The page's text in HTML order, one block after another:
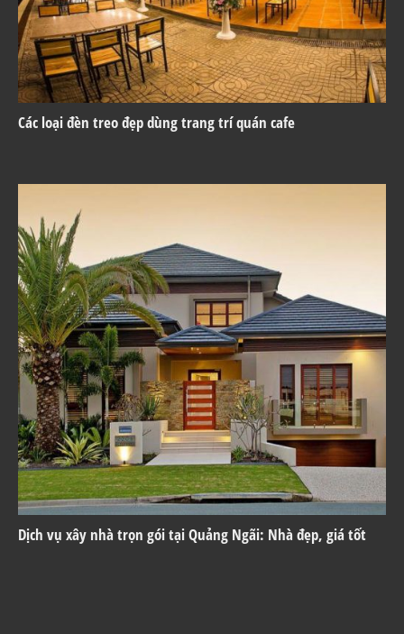
Các loại đèn treo đẹp dùng trang trí quán cafe
Dịch vụ xây nhà trọn gói tại Quảng Ngãi: Nhà đẹp, giá tốt